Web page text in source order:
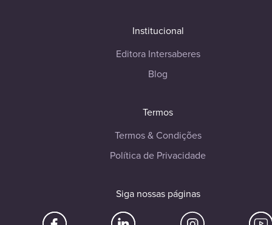
Institucional
Editora Intersaberes
Blog
Termos
Termos & Condições
Política de Privacidade
Siga nossas páginas